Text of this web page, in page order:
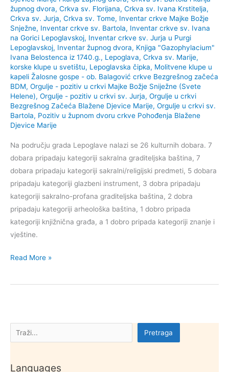
Pretraga Pretraga
Languages
župnog dvora, Crkva sv. Florijana, Crkva sv. Ivana Krstitelja,
Crkva sv. Jurja, Crkva sv. Tome, Inventar crkve Majke Božje
Snježne, Inventar crkve sv. Bartola, Inventar crkve sv. Ivana
na Gorici Lepoglavskoj, Inventar crkve sv. Jurja u Purgi
Lepoglavskoj, Inventar župnog dvora, Knjiga "Gazophylacium"
Ivana Belostenca iz 1740.g., Lepoglava, Crkva sv. Marije,
korske klupe u svetištu, Lepoglavska čipka, Molitvene klupe u
kapeli Žalosne gospe - ob. Balagović crkve Bezgrešnog začeća
BDM, Orgulje - pozitiv u crkvi Majke Božje Sniježne (Svete
Helene), Orgulje - pozitiv u crkvi sv. Jurja, Orgulje u crkvi
Bezgrešnog Začeća Blažene Djevice Marije, Orgulje u crkvi sv.
Bartola, Pozitiv u župnom dvoru crkve Pohođenja Blažene
Djevice Marije
Na području grada Lepoglave nalazi se 26 kulturnih dobara. 7
dobara pripadaju kategoriji sakralna graditeljska baština, 7
dobara pripadaju kategoriji sakralni/religijski predmeti, 5 dobara
pripadaju kategoriji glazbeni instrument, 3 dobra pripadaju
kategoriji sakralno-profana graditeljska baština, 2 dobra
pripadaju kategoriji arheološka baština, 1 dobro pripada
kategoriji knjižnična građa, a 1 dobro pripada kategoriji znanje i
vještine.
Kulturna
grada
Read More »